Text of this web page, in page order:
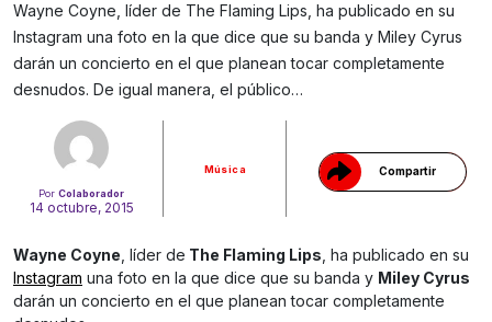
PorColaborador
14 octubre, 2015
Música Compartir
Gracias!
Wayne Coyne, líder de The Flaming Lips, ha publicado en su
Instagram una foto en la que dice que su banda y Miley Cyrus
darán un concierto en el que planean tocar completamente
desnudos. De igual manera, el público…
Wayne Coyne , líder de The Flaming Lips , ha publicado en su
Instagram una foto en la que dice que su banda y Miley Cyrus
darán un concierto en el que planean tocar completamente